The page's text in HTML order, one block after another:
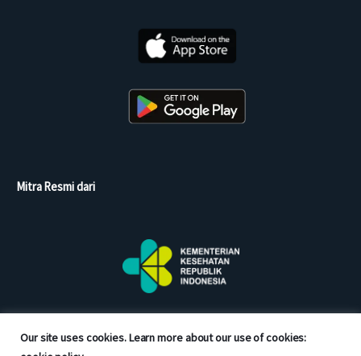
Our site uses cookies. Learn more about our use of cookies:
Mitra Resmi dari